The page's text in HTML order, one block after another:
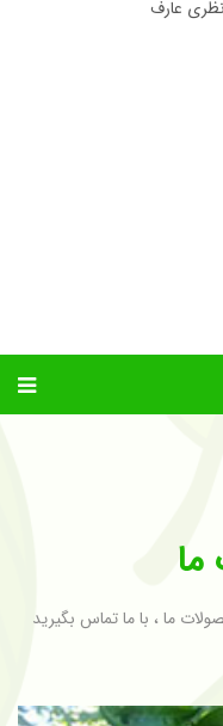
ما ، با ما تماس بگیرید